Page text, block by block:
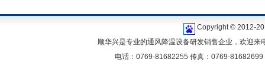
Copyright © 2012-
顺华兴是专业的通风降温设备研发销售企业，欢迎
电话：0769-81682255 传真：0769-